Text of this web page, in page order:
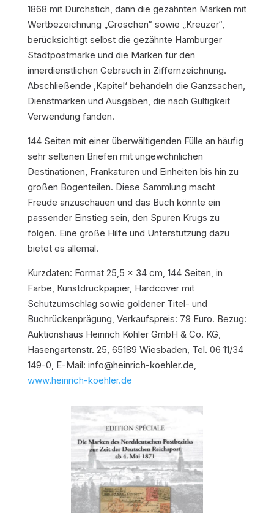
1868 mit Durchstich, dann die gezähnten Marken mit
Wertbezeichnung „Groschen“ sowie „Kreuzer“,
berücksichtigt selbst die gezähnte Hamburger
Stadtpostmarke und die Marken für den
innerdienstlichen Gebrauch in Ziffernzeichnung.
Abschließende ‚Kapitel‘ behandeln die Ganzsachen,
Dienstmarken und Ausgaben, die nach Gültigkeit
Verwendung fanden.
144 Seiten mit einer überwältigenden Fülle an häufig
sehr seltenen Briefen mit ungewöhnlichen
Destinationen, Frankaturen und Einheiten bis hin zu
großen Bogenteilen. Diese Sammlung macht
Freude anzuschauen und das Buch könnte ein
passender Einstieg sein, den Spuren Krugs zu
folgen. Eine große Hilfe und Unterstützung dazu
bietet es allemal.
Kurzdaten: Format 25,5 x 34 cm, 144 Seiten, in
Farbe, Kunstdruckpapier, Hardcover mit
Schutzumschlag sowie goldener Titel- und
Buchrückenprägung, Verkaufspreis: 79 Euro. Bezug:
Auktionshaus Heinrich Köhler GmbH & Co. KG,
Hasengartenstr. 25, 65189 Wiesbaden, Tel. 06 11/34
149-0, E-Mail: info@heinrich-koehler.de,
www.heinrich-koehler.de